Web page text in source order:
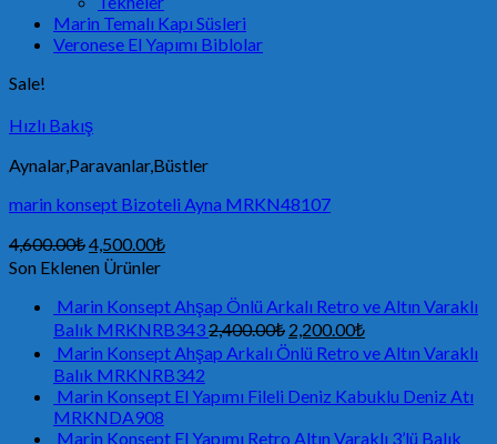
Marin Temalı Kapı Süsleri
Veronese El Yapımı Biblolar
Sale!
Hızlı Bakış
Aynalar,Paravanlar,Büstler
marin konsept Bizoteli Ayna MRKN48107
4,600.00₺4,500.00₺
Son Eklenen Ürünler
Marin Konsept Ahşap Önlü Arkalı Retro ve Altın Varaklı
Balık MRKNRB3432,400.00₺ 2,200.00₺
Marin Konsept Ahşap Arkalı Önlü Retro ve Altın Varaklı
Balık MRKNRB342
Marin Konsept El Yapımı Fileli Deniz Kabuklu Deniz Atı
MRKNDA908
Marin Konsept El Yapımı Retro Altın Varaklı 3’lü Balık